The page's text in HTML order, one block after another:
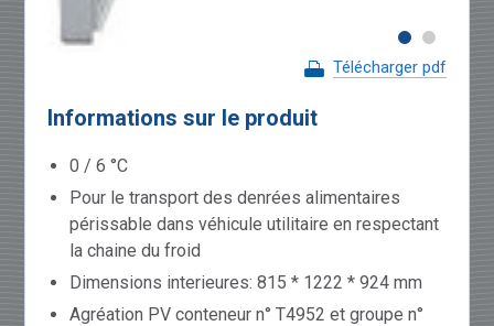
Télécharger pdf
Informations sur le produit
0 / 6 °C
Pour le transport des denrées alimentaires
périssable dans véhicule utilitaire en respectant
la chaine du froid
Dimensions interieures: 815 * 1222 * 924 mm
Agréation PV conteneur n° T4952 et groupe n°